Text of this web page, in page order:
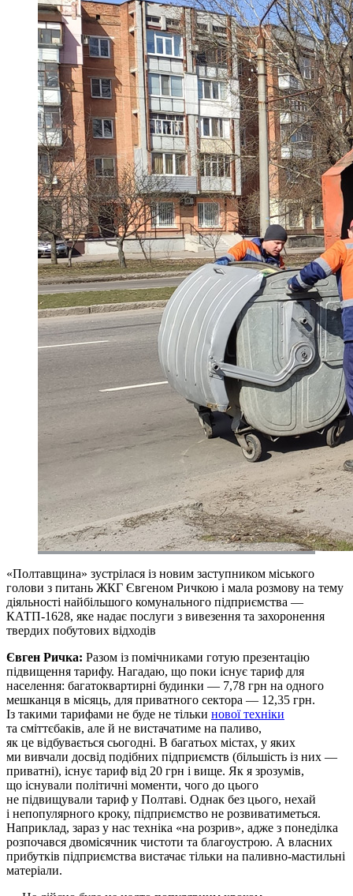
«Полтавщина» зустрілася із новим заступником міського
голови з питань ЖКГ Євгеном Ричкою і мала розмову на тему
діяльності найбільшого комунального підприємства —
КАТП-1628, яке надає послуги з вивезення та захоронення
твердих побутових відходів
Євген Ричка: Разом із помічниками готую презентацію
підвищення тарифу. Нагадаю, що поки існує тариф для
населення: багатоквартирні будинки — 7,78 грн на одного
мешканця в місяць, для приватного сектора — 12,35 грн.
Із такими тарифами не буде не тільки нової техніки
та сміттєбаків, але й не вистачатиме на паливо,
як це відбувається сьогодні. В багатьох містах, у яких
ми вивчали досвід подібних підприємств (більшість із них —
приватні), існує тариф від 20 грн і вище. Як я зрозумів,
що існували політичні моменти, чого до цього
не підвищували тариф у Полтаві. Однак без цього, нехай
і непопулярного кроку, підприємство не розвиватиметься.
Наприклад, зараз у нас техніка «на розрив», адже з понеділка
розпочався двомісячник чистоти та благоустрою. А власних
прибутків підприємства вистачає тільки на паливно-мастильні
матеріали.